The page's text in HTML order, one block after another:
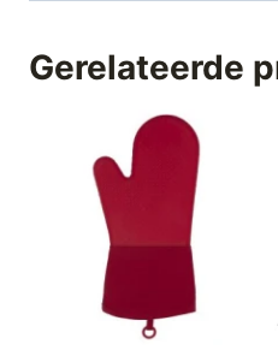
Gerelateerde